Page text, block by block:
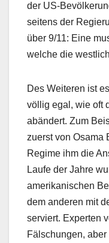
der US-
seitens der
über 9/11: Eine
welche die
Des Weiteren ist
völlig egal, wie oft
abändert. Zum
zuerst von Osama
Regime ihm die
Laufe der Jahre
amerikanischen
dem anderen mit
serviert. Experten
Fälschungen,